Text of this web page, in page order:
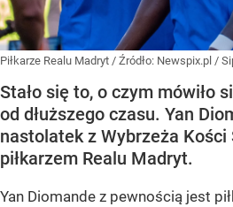
Piłkarze Realu Madryt / Źródło: Newspix.pl /
Stało się to, o czym mówiło
od dłuższego czasu. Yan
nastolatek z Wybrzeża Kości
piłkarzem Realu Madryt.
Yan Diomande z pewnością jest